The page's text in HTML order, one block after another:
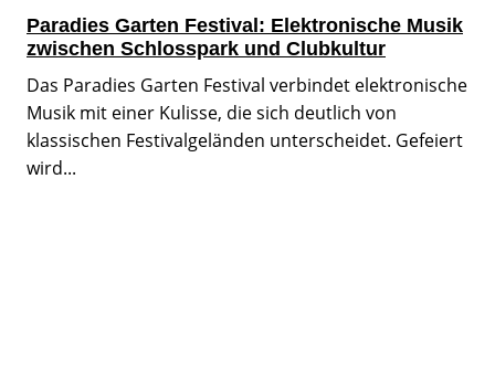
Paradies Garten Festival: Elektronische Musik
zwischen Schlosspark und Clubkultur
Das Paradies Garten Festival verbindet elektronische
Musik mit einer Kulisse, die sich deutlich von
klassischen Festivalgeländen unterscheidet. Gefeiert
wird...